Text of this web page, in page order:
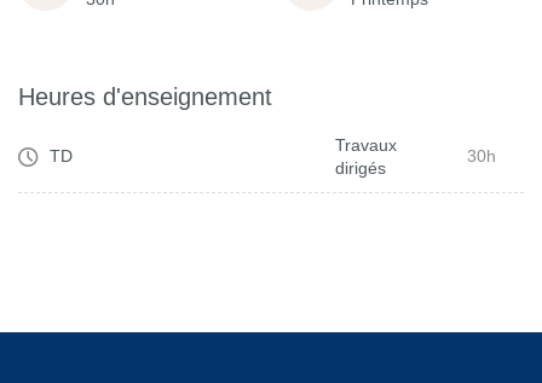
Heures d'enseignement
TD
Travaux
dirigés
30h